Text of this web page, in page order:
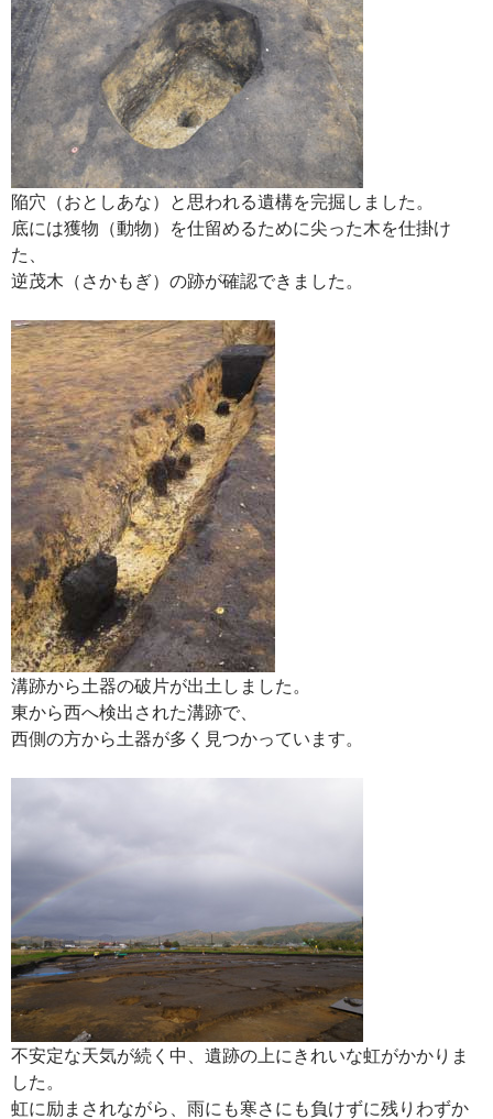
陥穴（おとしあな）と思われる遺構を完掘しました。
底には獲物（動物）を仕留めるために尖った木を仕掛け
た、
逆茂木（さかもぎ）の跡が確認できました。
溝跡から土器の破片が出土しました。
東から西へ検出された溝跡で、
西側の方から土器が多く見つかっています。
不安定な天気が続く中、遺跡の上にきれいな虹がかかりま
した。
虹に励まされながら、雨にも寒さにも負けずに残りわずか